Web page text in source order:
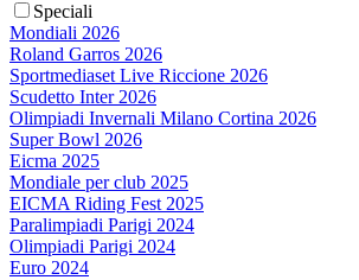
Speciali
Mondiali 2026
Roland Garros 2026
Sportmediaset Live Riccione 2026
Scudetto Inter 2026
Olimpiadi Invernali Milano Cortina 2026
Super Bowl 2026
Eicma 2025
Mondiale per club 2025
EICMA Riding Fest 2025
Paralimpiadi Parigi 2024
Olimpiadi Parigi 2024
Euro 2024